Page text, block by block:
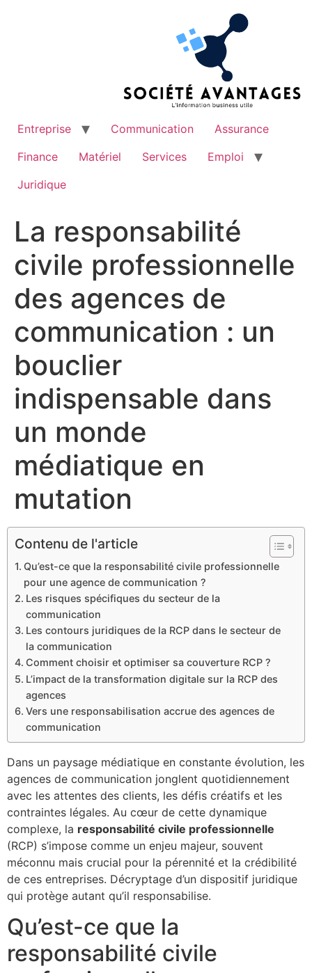
Entreprise Communication
Assurance
Finance
Matériel Services
Emploi
Juridique
La responsabilité
civile professionnelle
des agences de
communication : un
bouclier
indispensable dans
un monde
médiatique en
mutation
Contenu de l'article
Qu’est-ce que la responsabilité civile professionnelle
pour une agence de communication ?
Les risques spécifiques du secteur de la
communication
Les contours juridiques de la RCP dans le secteur de
la communication
Comment choisir et optimiser sa couverture RCP ?
L’impact de la transformation digitale sur la RCP des
agences
Vers une responsabilisation accrue des agences de
communication
Dans un paysage médiatique en constante évolution, les
agences de communication jonglent quotidiennement
avec les attentes des clients, les défis créatifs et les
contraintes légales. Au cœur de cette dynamique
complexe, la responsabilité civile professionnelle
(RCP) s’impose comme un enjeu majeur, souvent
méconnu mais crucial pour la pérennité et la crédibilité
de ces entreprises. Décryptage d’un dispositif juridique
qui protège autant qu’il responsabilise.
Qu’est-ce que la
responsabilité civile